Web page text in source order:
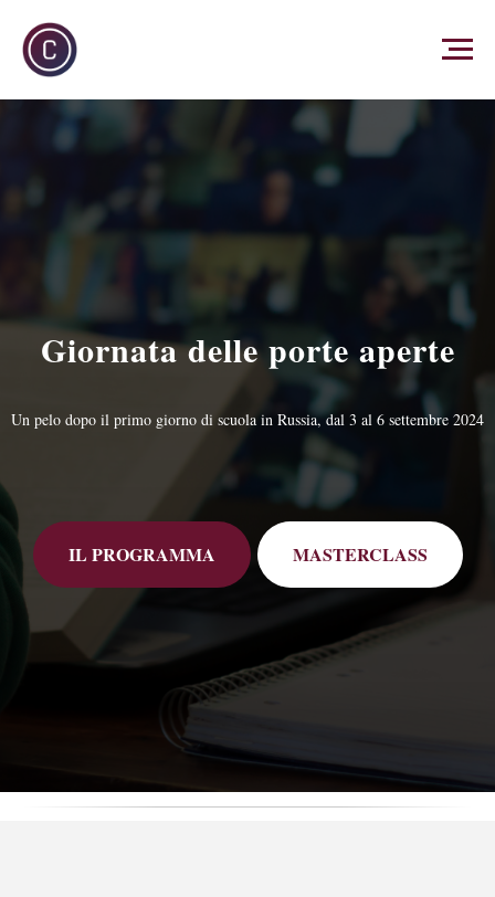
Giornata delle porte aperte
Un pelo dopo il primo giorno di scuola in Russia, dal 3 al 6 settembre 2024
IL PROGRAMMA MASTERCLASS